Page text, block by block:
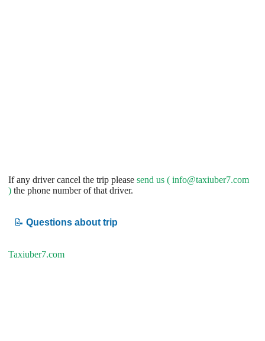
If any driver cancel the trip please send us ( info@taxiuber7.com
) the phone number of that driver.
📝 Questions about trip
Taxiuber7.com